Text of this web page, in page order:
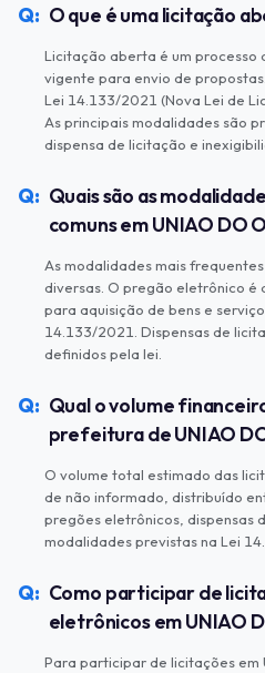
O que é uma licitação
Licitação aberta é um processo
vigente para envio de
Lei 14.133/2021 (Nova Lei de
As principais modalidades são
dispensa de licitação e
Quais são as
comuns em UNIAO DO
As modalidades mais frequentes
diversas. O pregão eletrônico é
para aquisição de bens e
14.133/2021. Dispensas de
definidos pela lei.
Qual o volume
prefeitura de UNIAO
O volume total estimado das
de não informado, distribuído
pregões eletrônicos, dispensas
modalidades previstas na Lei
Como participar de
eletrônicos em UNIAO
Para participar de licitações em